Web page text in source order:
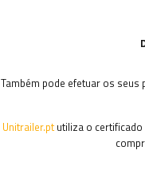
Também pode efetuar os seus
Unitrailer.ptutiliza o certificado